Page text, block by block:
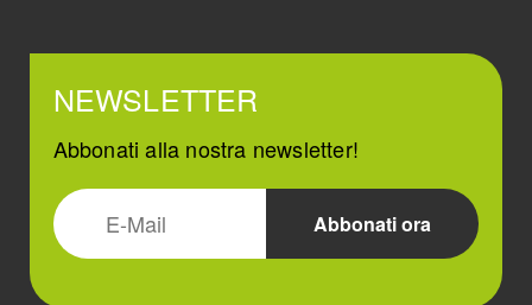
NEWSLETTER
Abbonati alla nostra newsletter!